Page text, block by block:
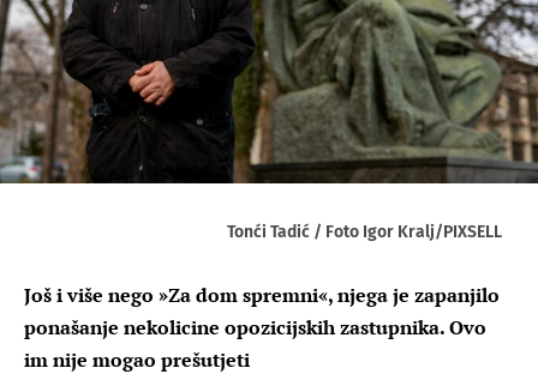
Tonći Tadić / Foto Igor Kralj/PIXSELL
Još i više nego »Za dom spremni«, njega je zapanjilo
ponašanje nekolicine opozicijskih zastupnika. Ovo
im nije mogao prešutjeti